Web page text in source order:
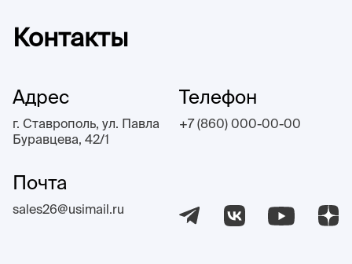
Контакты
Адрес
г. Ставрополь, ул. Павла
Буравцева, 42/1
Телефон
+7 (860) 000-00-00
Почта
sales26@usimail.ru